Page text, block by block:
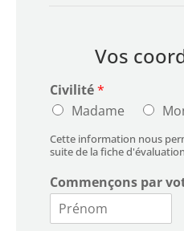
Vos
Civilité*
Madame
Cette information nous
suite de la fiche d'évaluation
Commençons par